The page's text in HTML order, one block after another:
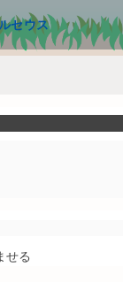
セウス
プ
せる